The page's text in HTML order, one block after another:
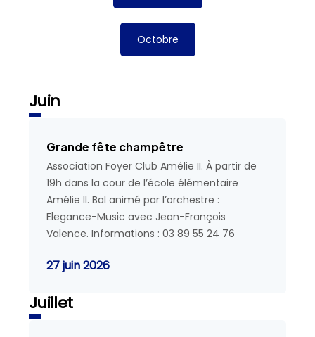
Octobre
Juin
Grande fête champêtre
Association Foyer Club Amélie II. À partir de
19h dans la cour de l’école élémentaire
Amélie II. Bal animé par l’orchestre :
Elegance-Music avec Jean-François
Valence. Informations : 03 89 55 24 76
27 juin 2026
Juillet